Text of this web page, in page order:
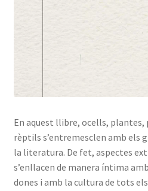
En aquest llibre, ocells, plantes,
rèptils s’entremesclen amb els
la literatura. De fet, aspectes
s’enllacen de manera íntima
dones i amb la cultura de tots